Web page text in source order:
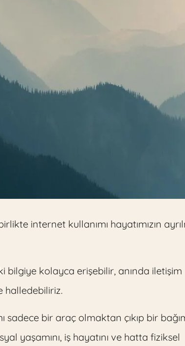
internet kullanımı hayatımızın
bilgiye kolayca erişebilir, anında iletişim
halledebiliriz.
bir araç olmaktan çıkıp bir
yaşamını, iş hayatını ve hatta fiziksel